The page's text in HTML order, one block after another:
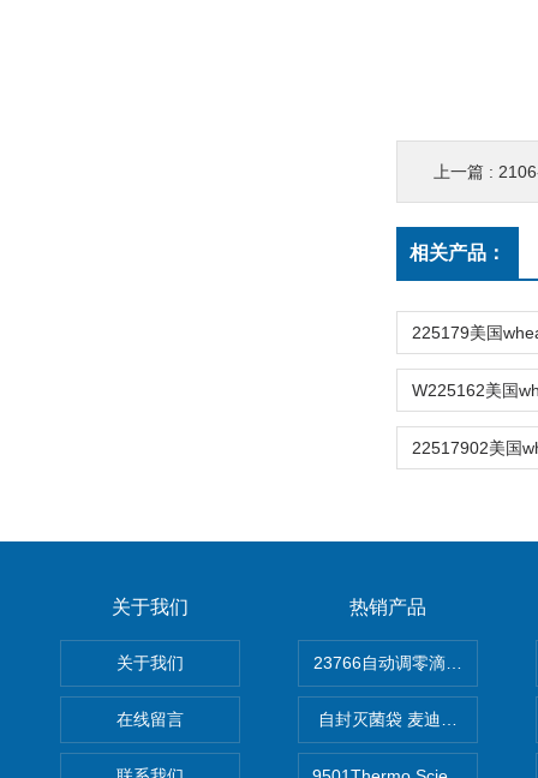
上一篇 : 2106-
相关产品：
关于我们
关于我们
在线留言
热销产品
自封灭菌袋 麦迪康Medicom